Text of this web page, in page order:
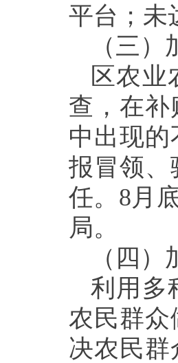
平台 ；
（三
区农业
查，在补
中出现的
报冒领、
任。 8月
局。
（四
利用多
农民群众
决农民